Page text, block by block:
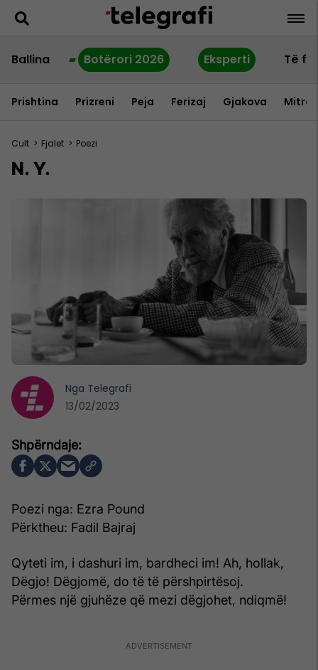
Ballina Botërori 2026 Eksperti Të
Prishtina Prizreni Peja Ferizaj Gjakova
Cult > Fjalet > Poezi
N. Y.
Poezi nga: Ezra Pound
Përktheu: Fadil Bajraj
Qyteti im, i dashuri im, bardheci im! Ah, hollak,
Dëgjo! Dëgjomë, do të të përshpirtësoj.
Përmes një gjuhëze që mezi dëgjohet, ndiqmë!
Nga Telegrafi
13/02/2023